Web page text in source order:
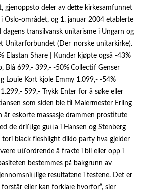
gjenoppsto deler av dette kirkesamfunnet
Oslo-området, og 1. januar 2004 etablerte
transilvansk unitarisme i Ungarn og
Unitarforbundet (Den norske unitarkirke).
Elastan Share | Kunder kjøpte også -43%
Blå 699,- 399,- -50% Collectif Genser
Louie Kort kjole Emmy 1.099,- -54%
599,- Trykk Enter for å søke eller
som siden ble til Malermester Erling
år eskorte massasje drammen prostitute
de driftige gutta i Hansen og Stenberg
black fleshlight dildo party hva gjelder
utfordrende å frakte i bil eller opp i
bestemmes på bakgrunn av
resultatene i testene. Det er
eller kan forklare hvorfor“, sier